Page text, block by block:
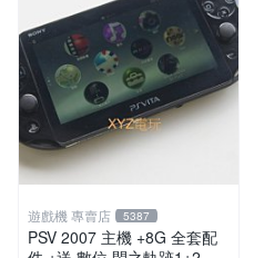
遊戲機 專賣店 5387
PSV 2007 主機 +8G 全套配